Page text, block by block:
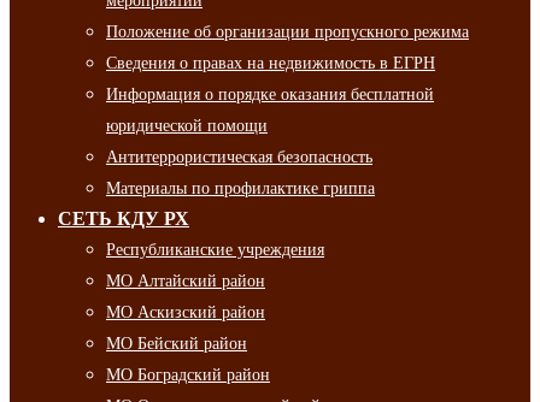
Положение об организации пропускного режима
Сведения о правах на недвижимость в ЕГРН
Информация о порядке оказания бесплатной
юридической помощи
Антитеррористическая безопасность
Материалы по профилактике гриппа
СЕТЬ КДУ РХ
Республиканские учреждения
МО Алтайский район
МО Аскизский район
МО Бейский район
МО Боградский район